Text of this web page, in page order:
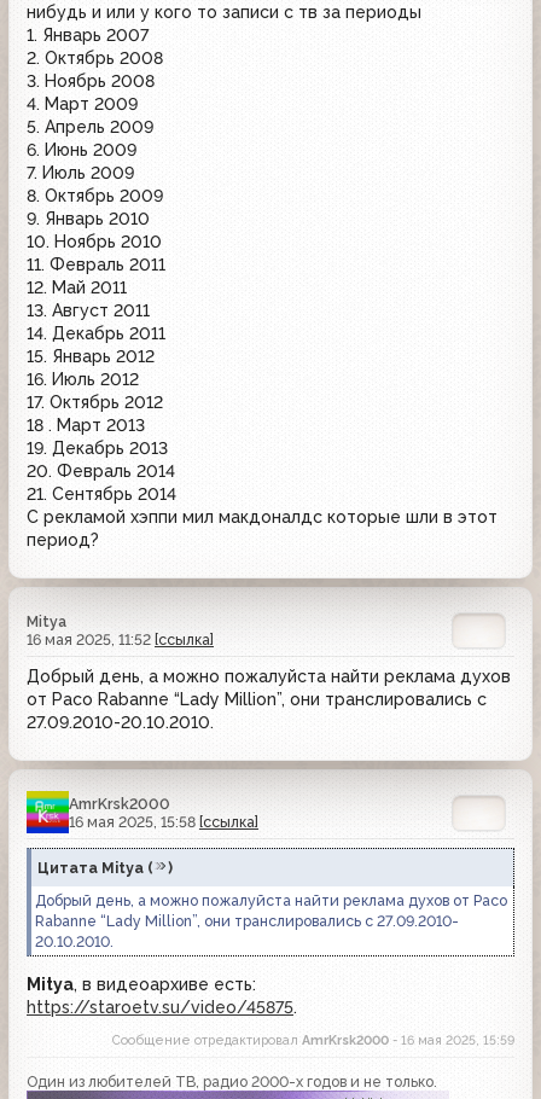
нибудь и или у кого то записи с тв за периоды
1. Январь 2007
2. Октябрь 2008
3. Ноябрь 2008
4. Март 2009
5. Апрель 2009
6. Июнь 2009
7. Июль 2009
8. Октябрь 2009
9. Январь 2010
10. Ноябрь 2010
11. Февраль 2011
12. Май 2011
13. Август 2011
14. Декабрь 2011
15. Январь 2012
16. Июль 2012
17. Октябрь 2012
18 . Март 2013
19. Декабрь 2013
20. Февраль 2014
21. Сентябрь 2014
С рекламой хэппи мил макдоналдс которые шли в этот
период?
Mitya
16 мая 2025, 11:52 [ссылка]
Добрый день, а можно пожалуйста найти реклама духов
от Paco Rabanne “Lady Million”, они транслировались с
27.09.2010-20.10.2010.
AmrKrsk2000
16 мая 2025, 15:58 [ссылка]
Цитата Mitya (
)
Добрый день, а можно пожалуйста найти реклама духов от Paco
Rabanne “Lady Million”, они транслировались с 27.09.2010-
20.10.2010.
Mitya, в видеоархиве есть:
https://staroetv.su/video/45875.
Сообщение отредактировал AmrKrsk2000 - 16 мая 2025, 15:59
Один из любителей ТВ, радио 2000-х годов и не только.